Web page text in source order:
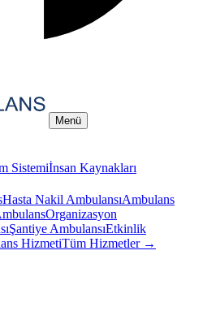
Menü
Sistemiİnsan Kaynakları
Hasta Nakil AmbulansıAmbulans
Organizasyon
Şantiye AmbulansıEtkinlik
HizmetiTüm Hizmetler →